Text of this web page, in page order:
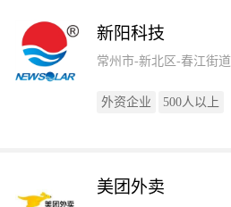
新阳科技
常州市-新北区-春江街道
外资企业 500人以上
美团外卖